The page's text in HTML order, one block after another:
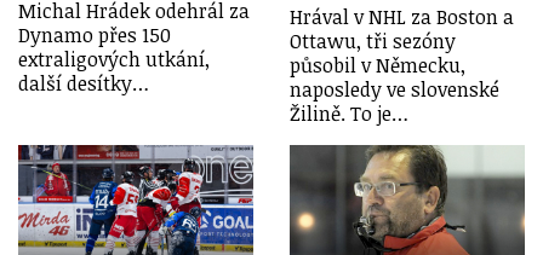
Michal Hrádek odehrál za
Dynamo přes 150
extraligových utkání,
další desítky…
Hrával v NHL za Boston a
Ottawu, tři sezóny
působil v Německu,
naposledy ve slovenské
Žilině. To je…